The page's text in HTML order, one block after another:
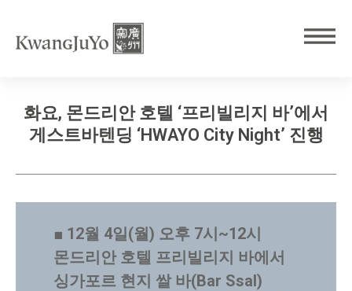
화요, 몬드리안 호텔 ‘프리빌리지 바’에서
게스트바텐딩 ‘HWAYO City Night’ 진행
■ 12월 4일(월) 오후 7시~12시
몬드리안 호텔 프리빌리지 바에서
싱가포르 현지 쌀 바(Bar Ssal)